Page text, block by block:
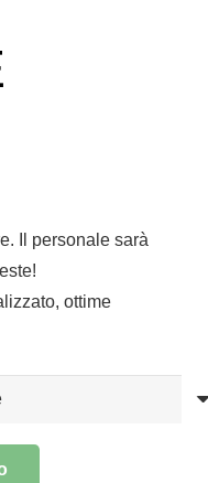
Il personale sarà
ottime